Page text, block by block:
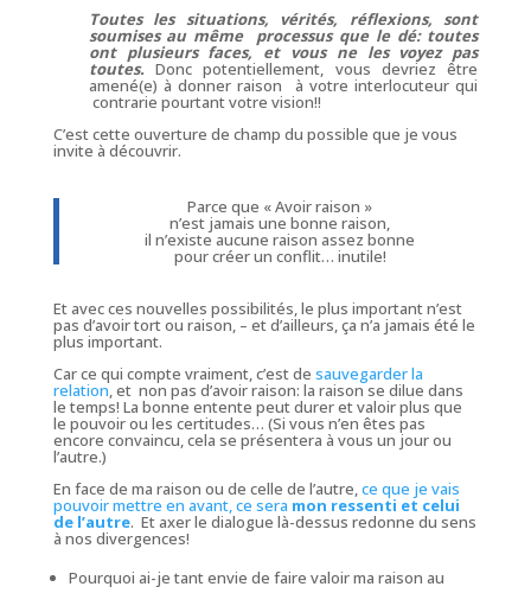
Toutes les situations, vérités, réflexions, sont
soumises au même processus que le dé: toutes
ont plusieurs faces, et vous ne les voyez pas
toutes. Donc potentiellement, vous devriez être
amené(e) à donner raison à votre interlocuteur qui
contrarie pourtant votre vision!!
C’est cette ouverture de champ du possible que je vous
invite à découvrir.
Parce que « Avoir raison »
n’est jamais une bonne raison,
il n’existe aucune raison assez bonne
pour créer un conflit… inutile!
Et avec ces nouvelles possibilités, le plus important n’est
pas d’avoir tort ou raison, – et d’ailleurs, ça n’a jamais été le
plus important.
Car ce qui compte vraiment, c’est de sauvegarder la
relation, et non pas d’avoir raison: la raison se dilue dans
le temps! La bonne entente peut durer et valoir plus que
le pouvoir ou les certitudes… (Si vous n’en êtes pas
encore convaincu, cela se présentera à vous un jour ou
l’autre.)
En face de ma raison ou de celle de l’autre,ce que je vais
pouvoir mettre en avant, ce sera mon ressenti et celui
de l’autre. Et axer le dialogue là-dessus redonne du sens
à nos divergences!
Pourquoi ai-je tant envie de faire valoir ma raison au